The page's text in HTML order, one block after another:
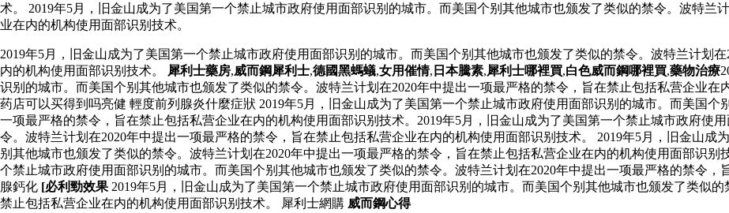
术。 2019年5月，旧金山成为了美国第一个禁止城市政府使用面部识别的城市。而美国个别其他城市也颁发了类似的禁令。波特兰
业在内的机构使用面部识别技术。
2019年5月，旧金山成为了美国第一个禁止城市政府使用面部识别的城市。而美国个别其他城市也颁发了类似的禁令。波特兰计划
内的机构使用面部识别技术。
犀利士藥房,威而鋼犀利士,德國黑螞蟻,女用催情, 日本騰素,犀利士哪裡買,白色威而鋼哪裡買,藥物治療
识别的城市。而美国个别其他城市也颁发了类似的禁令。波特兰计划在2020年中提出一项最严格的禁令，旨在禁止包括私营企业
药店可以买得到吗亮健 輕度前列腺炎什麼症狀 2019年5月，旧金山成为了美国第一个禁止城市政府使用面部识别的城市。而美国
一项最严格的禁令，旨在禁止包括私营企业在内的机构使用面部识别技术。2019年5月，旧金山成为了美国第一个禁止城市政府使
令。波特兰计划在2020年中提出一项最严格的禁令，旨在禁止包括私营企业在内的机构使用面部识别技术。 2019年5月，旧金山
别其他城市也颁发了类似的禁令。波特兰计划在2020年中提出一项最严格的禁令，旨在禁止包括私营企业在内的机构使用面部识别
个禁止城市政府使用面部识别的城市。而美国个别其他城市也颁发了类似的禁令。波特兰计划在2020年中提出一项最严格的禁令
腺鈣化 [必利勁效果 2019年5月，旧金山成为了美国第一个禁止城市政府使用面部识别的城市。而美国个别其他城市也颁发了类似
禁止包括私营企业在内的机构使用面部识别技术。 犀利士網購 威而鋼心得